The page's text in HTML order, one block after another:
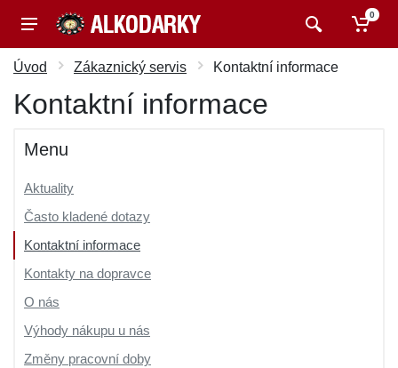
0
Úvod Zákaznický servis Kontaktní informace
Kontaktní informace
Menu
Aktuality
Často kladené dotazy
Kontaktní informace
Kontakty na dopravce
O nás
Výhody nákupu u nás
Změny pracovní doby